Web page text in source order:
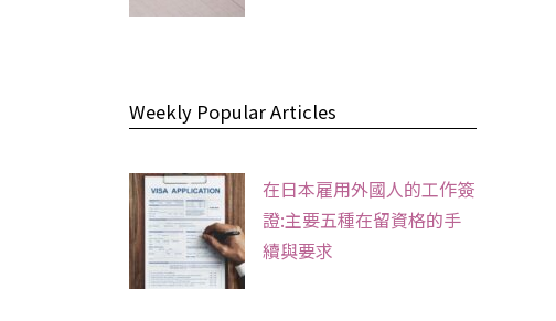
Weekly Popular Articles
在日本雇用外國人的工作簽
證:主要五種在留資格的手
續與要求